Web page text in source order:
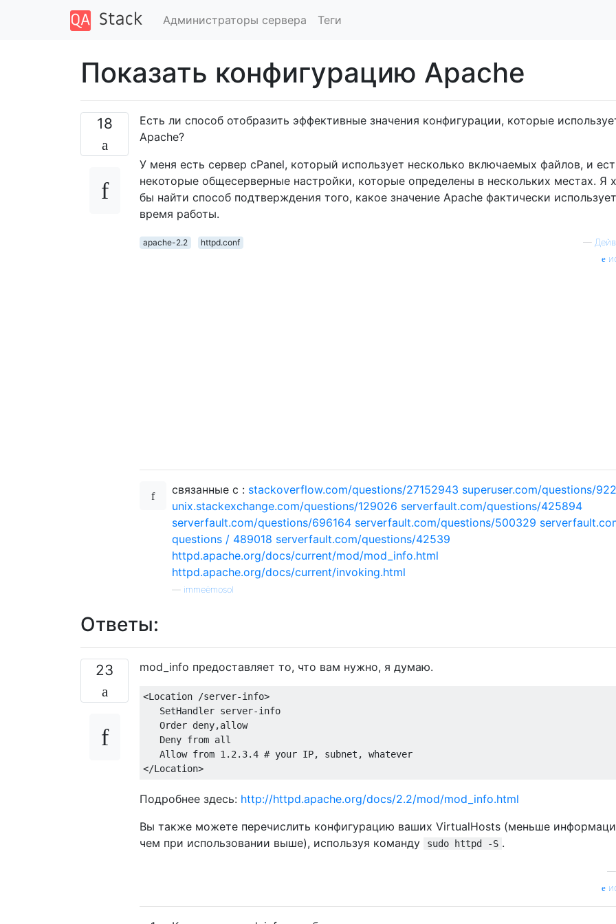
Администраторы сервера Теги
Показать конфигурацию Apache
18
Есть ли способ отобразить эффективные значения конфигурации, которые
Apache?
У меня есть сервер cPanel, который использует несколько включаемых файлов, и
некоторые общесерверные настройки, которые определены в нескольких местах. Я
бы найти способ подтверждения того, какое значение Apache фактически
время работы.
apache-2.2 httpd.conf —
связанные с : stackoverflow.com/questions/27152943 superuser.com/questions/
unix.stackexchange.com/questions/129026 serverfault.com/questions/425894
serverfault.com/questions/696164 serverfault.com/questions/500329
questions / 489018 serverfault.com/questions/42539
httpd.apache.org/docs/current/mod/mod_info.html
httpd.apache.org/docs/current/invoking.html
immeëmosol
Ответы:
23 mod_info предоставляет то, что вам нужно, я думаю.
<Location /server-info>
   SetHandler server-info
   Order deny,allow
   Deny from all
   Allow from 1.2.3.4 # your IP, subnet, whatever
Подробнее здесь: http://httpd.apache.org/docs/2.2/mod/mod_info.html
Вы также можете перечислить конфигурацию ваших VirtualHosts (меньше
чем при использовании выше), используя команду
sudo httpd -S .
—